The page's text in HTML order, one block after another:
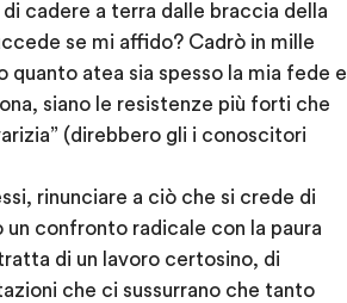
cadere a terra dalle braccia della
se mi affido? Cadrò in mille
quanto atea sia spesso la mia fede e
siano le resistenze più forti che
(direbbero gli i conoscitori
rinunciare a ciò che si crede di
confronto radicale con la paura
di un lavoro certosino, di
che ci sussurrano che tanto